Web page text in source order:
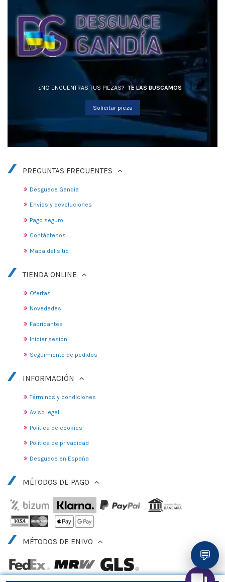
¿NO ENCUENTRAS TUS PIEZAS? TE LAS BUSCAMOS
Solicitar pieza
PREGUNTAS FRECUENTES
Desguace Gandia
Envíos y devoluciones
Pago seguro
Contáctenos
Mapa del sitio
TIENDA ONLINE
Ofertas
Novedades
Fabricantes
Iniciar sesión
Seguimiento de pedidos
INFORMACIÓN
Términos y condiciones
Aviso legal
Política de cookies
Política de privacidad
Desguace en España
MÉTODOS DE PAGO
MÉTODOS DE ENIVO
💬